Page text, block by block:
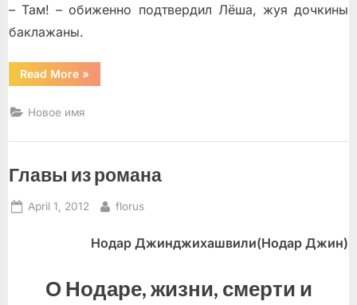
– Там! – обиженно подтвердил Лёша, жуя дочкины
баклажаны.
Read More“Три
рассказа”
»
Новое имя
Главы из романа
Posted
April 1, 2012 By
florus
Нодар Джинджихашвили(Нодар Джин)
О Нодаре, жизни, смерти и